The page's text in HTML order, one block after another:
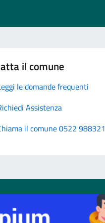
il comune
le domande frequenti
Assistenza
il comune 0522 988321